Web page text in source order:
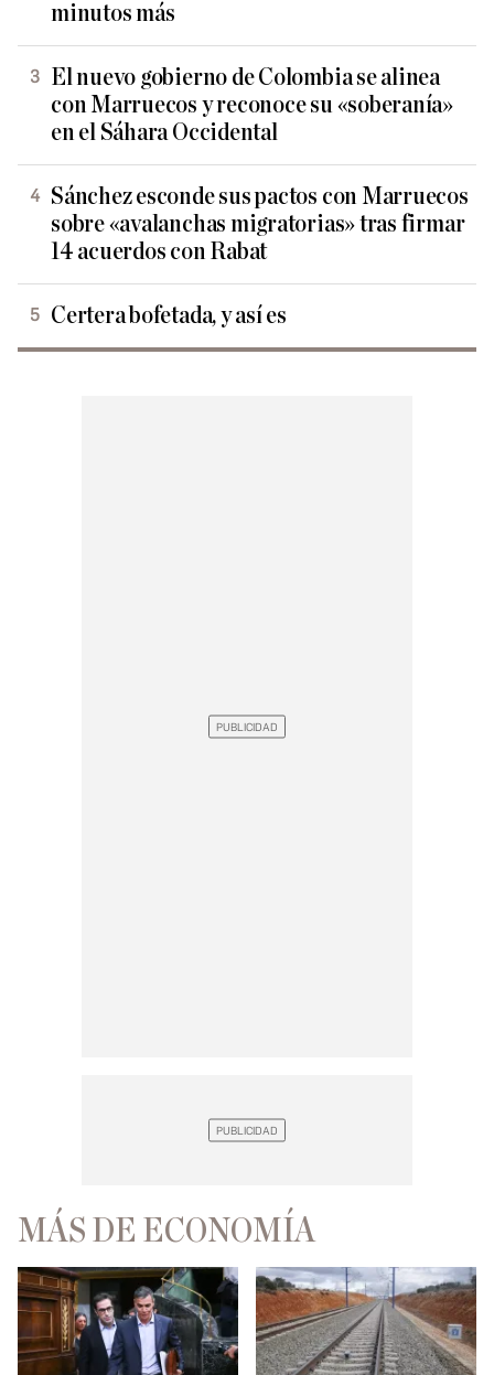
minutos más
El nuevo gobierno de Colombia se alinea
con Marruecos y reconoce su «soberanía»
en el Sáhara Occidental
Sánchez esconde sus pactos con Marruecos
sobre «avalanchas migratorias» tras firmar
14 acuerdos con Rabat
Certera bofetada, y así es
MÁS DE ECONOMÍA